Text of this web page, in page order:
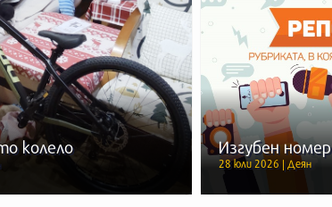
колело Изгубен номер
28 юли 2026 | Деян